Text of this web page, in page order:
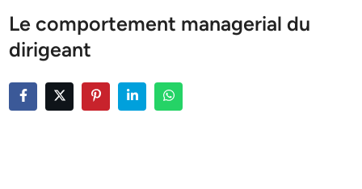
Le comportement managerial du
dirigeant